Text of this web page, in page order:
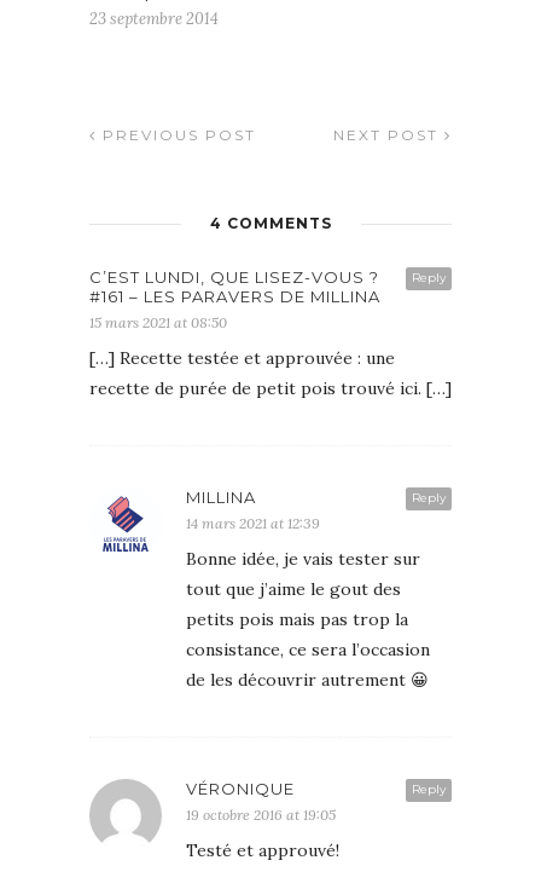
23 septembre 2014
PREVIOUS POST NEXT POST
4 COMMENTS
Reply
C’EST LUNDI, QUE LISEZ-VOUS ?
#161 – LES PARAVERS DE MILLINA
15 mars 2021 at 08:50
[…] Recette testée et approuvée : une
recette de purée de petit pois trouvé ici. […]
Reply
MILLINA
14 mars 2021 at 12:39
Bonne idée, je vais tester sur
tout que j’aime le gout des
petits pois mais pas trop la
consistance, ce sera l’occasion
de les découvrir autrement 😀
Reply
VÉRONIQUE
19 octobre 2016 at 19:05
Testé et approuvé!